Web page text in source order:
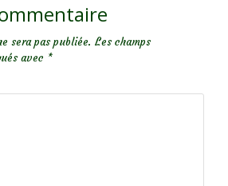
sera pas publiée. Les champs
avec *